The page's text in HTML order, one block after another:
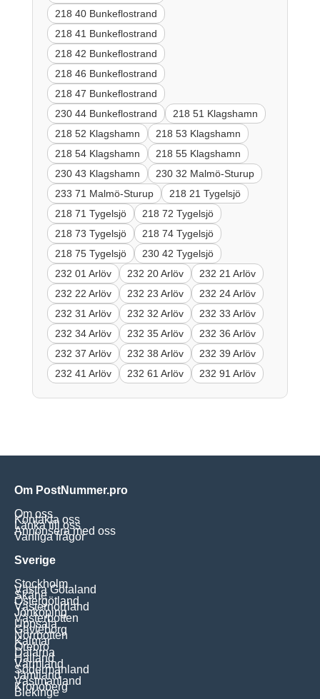
218 40 Bunkeflostrand
218 41 Bunkeflostrand
218 42 Bunkeflostrand
218 46 Bunkeflostrand
218 47 Bunkeflostrand
230 44 Bunkeflostrand
218 51 Klagshamn
218 52 Klagshamn
218 53 Klagshamn
218 54 Klagshamn
218 55 Klagshamn
230 43 Klagshamn
230 32 Malmö-Sturup
233 71 Malmö-Sturup
218 21 Tygelsjö
218 71 Tygelsjö
218 72 Tygelsjö
218 73 Tygelsjö
218 74 Tygelsjö
218 75 Tygelsjö
230 42 Tygelsjö
232 01 Arlöv
232 20 Arlöv
232 21 Arlöv
232 22 Arlöv
232 23 Arlöv
232 24 Arlöv
232 31 Arlöv
232 32 Arlöv
232 33 Arlöv
232 34 Arlöv
232 35 Arlöv
232 36 Arlöv
232 37 Arlöv
232 38 Arlöv
232 39 Arlöv
232 41 Arlöv
232 61 Arlöv 232 91 Arlöv
Om PostNummer.pro
Om oss
Kontakta oss
Länka till oss
Annonsera med oss
Vanliga frågor
Sverige
Stockholm
Västra Götaland
Skåne
Östergötland
Västernorrland
Jönköping
Västerbotten
Uppsala
Gävleborg
Norrbotten
Kalmar
Örebro
Dalarna
Halland
Värmland
Södermanland
Jämtland
Västmanland
Kronoberg
Blekinge